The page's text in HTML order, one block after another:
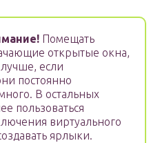
Помещать
открытые окна,
если
постоянно
В остальных
пользоваться
виртуального
ярлыки.